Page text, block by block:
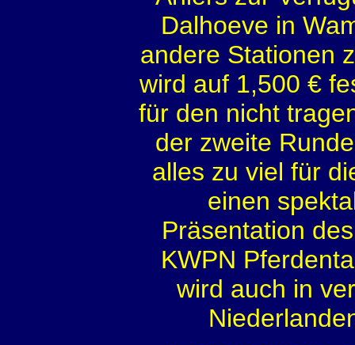
Dalhoeve in
andere Stationen
wird auf 1,500 €
für den nicht
der zweite
alles zu viel für
einen
Präsentation
KWPN
wird auch in